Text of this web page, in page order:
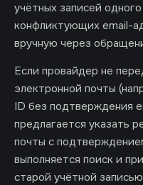
учётных записей
конфликтующих email-
вручную через
Если провайдер не
электронной почты
ID без подтверждения
предлагается указать
почты с
выполняется поиск и
старой учётной